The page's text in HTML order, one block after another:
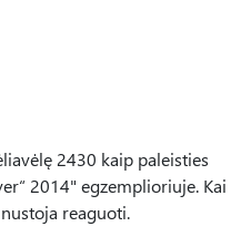
2430 kaip paleisties
2014" egzemplioriuje. Kai
reaguoti.